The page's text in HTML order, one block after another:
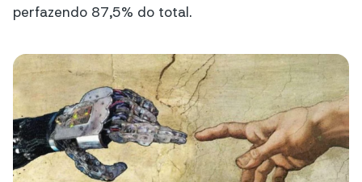
perfazendo 87,5% do total.